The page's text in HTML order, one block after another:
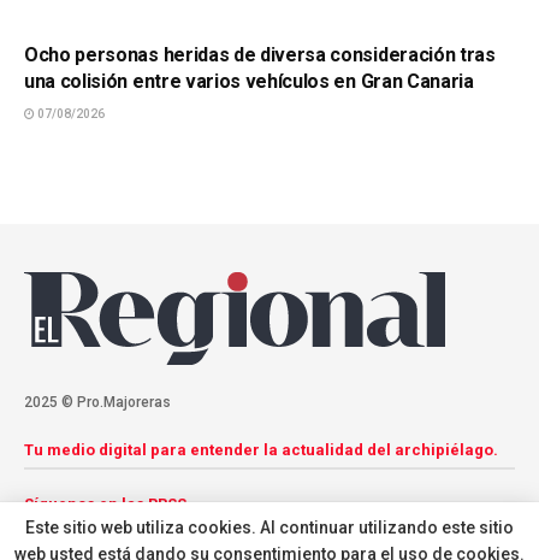
Ocho personas heridas de diversa consideración tras
una colisión entre varios vehículos en Gran Canaria
07/08/2026
2025 © Pro.Majoreras
Tu medio digital para entender la actualidad del archipiélago.
Síguenos en las RRSS
Este sitio web utiliza cookies. Al continuar utilizando este sitio
web usted está dando su consentimiento para el uso de cookies.